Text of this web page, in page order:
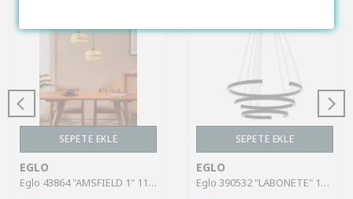
SEPETE EKLE
EGLO
Eglo 43864 "AMSFIELD 1" 110 Cm Yüksekliğinde Çelik Siyah Sarkıt Avize
SEPETE EKLE
EGLO
Eglo 390532 "LABONETE" 180 Cm Yüksekliğinde Alüminyum Çelik Sarkıt Avize